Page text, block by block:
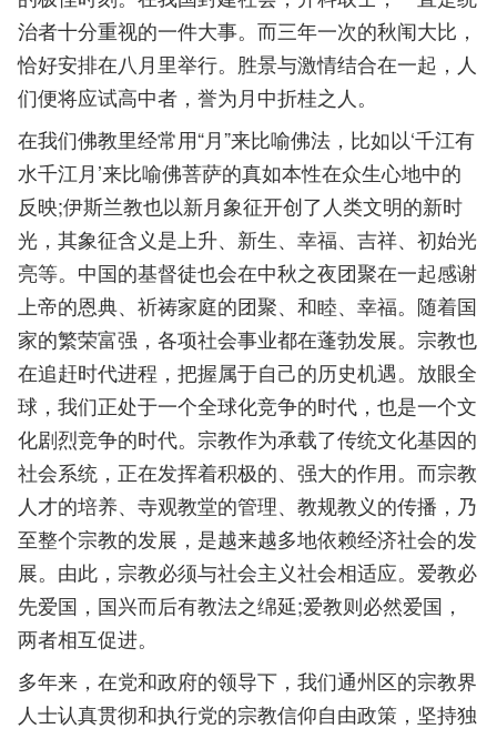
治者十分重视的一件大事。而三年一次的秋闱大比，
恰好安排在八月里举行。胜景与激情结合在一起，人
们便将应试高中者，誉为月中折桂之人。
在我们佛教里经常用“月”来比喻佛法，比如以‘千江有
水千江月’来比喻佛菩萨的真如本性在众生心地中的
反映;伊斯兰教也以新月象征开创了人类文明的新时
光，其象征含义是上升、新生、幸福、吉祥、初始光
亮等。中国的基督徒也会在中秋之夜团聚在一起感谢
上帝的恩典、祈祷家庭的团聚、和睦、幸福。随着国
家的繁荣富强，各项社会事业都在蓬勃发展。宗教也
在追赶时代进程，把握属于自己的历史机遇。放眼全
球，我们正处于一个全球化竞争的时代，也是一个文
化剧烈竞争的时代。宗教作为承载了传统文化基因的
社会系统，正在发挥着积极的、强大的作用。而宗教
人才的培养、寺观教堂的管理、教规教义的传播，乃
至整个宗教的发展，是越来越多地依赖经济社会的发
展。由此，宗教必须与社会主义社会相适应。爱教必
先爱国，国兴而后有教法之绵延;爱教则必然爱国，
两者相互促进。
多年来，在党和政府的领导下，我们通州区的宗教界
人士认真贯彻和执行党的宗教信仰自由政策，坚持独